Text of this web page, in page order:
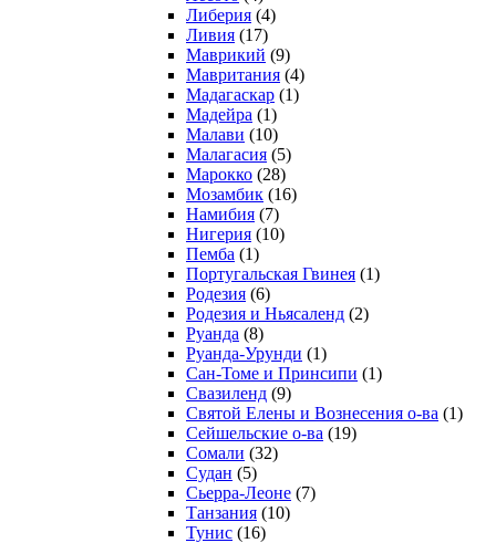
Либерия (4)
Ливия (17)
Маврикий (9)
Мавритания (4)
Мадагаскар (1)
Мадейра (1)
Малави (10)
Малагасия (5)
Марокко (28)
Мозамбик (16)
Намибия (7)
Нигерия (10)
Пемба (1)
Португальская Гвинея (1)
Родезия (6)
Родезия и Ньясаленд (2)
Руанда (8)
Руанда-Урунди (1)
Сан-Томе и Принсипи (1)
Свазиленд (9)
Святой Елены и Вознесения о-ва (1)
Сейшельские о-ва (19)
Сомали (32)
Судан (5)
Сьерра-Леоне (7)
Танзания (10)
Тунис (16)